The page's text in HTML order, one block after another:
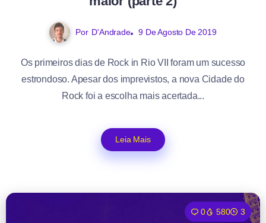
Por D'Andrade 9 De Agosto De 2019
Os primeiros dias de Rock in Rio VII foram um sucesso
estrondoso. Apesar dos imprevistos, a nova Cidade do
Rock foi a escolha mais acertada...
Leia Mais
0 580 3